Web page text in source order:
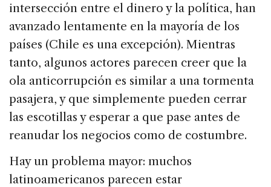
intersección entre el dinero y la política, han
avanzado lentamente en la mayoría de los
países (Chile es una excepción). Mientras
tanto, algunos actores parecen creer que la
ola anticorrupción es similar a una tormenta
pasajera, y que simplemente pueden cerrar
las escotillas y esperar a que pase antes de
reanudar los negocios como de costumbre.
Hay un problema mayor: muchos
latinoamericanos parecen estar